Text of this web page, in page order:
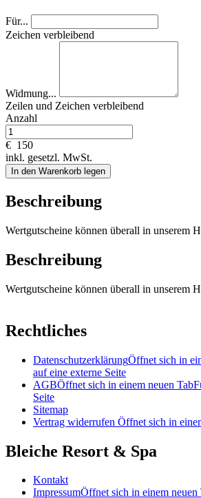
Für...
Zeichen verbleibend
Widmung...
Zeilen und Zeichen verbleibend
Anzahl
€ 150
inkl. gesetzl. MwSt.
In den Warenkorb legen
Beschreibung
Wertgutscheine können überall in unserem
Beschreibung
Wertgutscheine können überall in unserem
Rechtliches
DatenschutzerklärungÖffnet sich in
auf eine externe Seite
AGBÖffnet sich in einem neuen Tab
Seite
Sitemap
Vertrag widerrufen Öffnet sich in
Bleiche Resort & Spa
Kontakt
ImpressumÖffnet sich in einem neuen